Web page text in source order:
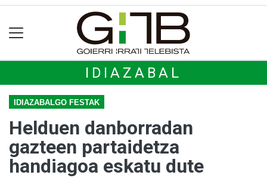
IDIAZABAL
IDIAZABALGO FESTAK
Helduen danborradan
gazteen partaidetza
handiagoa eskatu dute